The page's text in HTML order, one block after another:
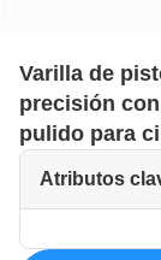
Varilla de
precisión
pulido para
Atributos